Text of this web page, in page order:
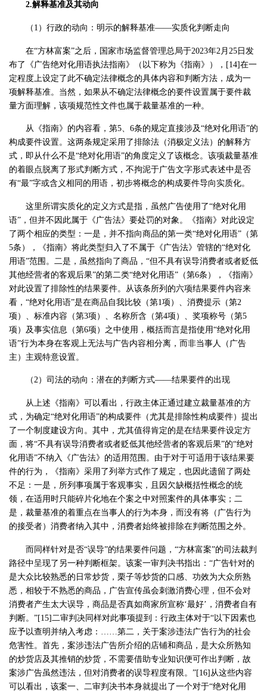
2.解释基准及其动向
（1）行政的动向：明示的解释基准——实质化判断走向
在“方林富案”之后，国家市场监督管理总局于2023年2月25日发
布了《广告绝对化用语执法指南》（以下称为《指南》），[14]在一
定程度上设定了此不确定法律概念的具体内容和判断方法，成为一
项解释基准。当然，如果从不确定法律概念的要件设置属于要件裁
量方面理解，该项规范性文件也属于裁量基准的一种。
从《指南》的内容看，第5、6条的规定直接涉及“绝对化用语”的
构成要件设置。这两条规定采用了排除法（消极定义法）的解释方
式，即从什么不是“绝对化用语”的角度定义了该概念。该项裁量基准
的着眼点脱离了形式判断方式，不拘泥于广告文字形式表述中是否
有“最”字或含义相同的用语，初步将概念的构成要件导向实质化。
这里所谓实质化的定义方式是指，虽然广告使用了“绝对化用
语”，但并不因此属于《广告法》要处罚的对象。《指南》对此设定
了两个相应的类型：一是，并不指向商品的第一类“绝对化用语”（第
5条），《指南》将此类型归入了不属于《广告法》管辖的“绝对化
用语”范围。二是，虽然指向了商品，“但不具有误导消费者或者贬低
其他经营者的客观后果”的第二类“绝对化用语”（第6条），《指南》
对此设置了排除性的结果要件。从该条所列的六项结果要件内容来
看，“绝对化用语”是在商品自我比较（第1项）、消费提示（第2
项）、标准内容（第3项）、名称所含（第4项）、奖项称号（第5
项）及事实信息（第6项）之中使用，概括而言是指使用“绝对化用
语”行为本身在客观上无法与广告内容相分离，而非当事人（广告
主）主观特意设置。
（2）司法的动向：潜在的判断方式——结果要件的出现
从上述《指南》可以看出，行政主体正通过建立裁量基准的方
式，为确定“绝对化用语”的构成要件（尤其是排除性构成要件）提出
了一个制度建设方向。其中，尤其值得肯定的是在结果要件设定方
面，将“不具有误导消费者或者贬低其他经营者的客观后果”的“绝对
化用语”不纳入《广告法》的适用范围。由于对于可适用于该结果要
件的行为，《指南》采用了列举方式作了规定，也因此遗留了两处
不足：一是，所列事项属于客观事实，且因欠缺概括性概念的统
领，在适用时只能碎片化地在个案之中对照案件的具体事实；二
是，裁量基准的着重点在当事人的行为本身，而没有将（广告行为
的接受者）消费者纳入其中，消费者始终被排除在判断范围之外。
而同样针对是否“误导”的结果要件问题，“方林富案”的司法裁判
路径中呈现了另一种判断框架。该案一审判决书指出：“广告针对的
是大众比较熟悉的日常炒货，栗子等炒货的口感、功效为大众所熟
悉，相较于不熟悉的商品，广告宣传虽会刺激消费心理，但不会对
消费者产生太大误导，商品是否真如商家所宣称‘最好’，消费者自有
判断。”[15]二审判决同样对此事项提到：行政主体对于“以下因素也
应予以查明并纳入考虑：……第二，关于案涉违法广告行为的社会
危害性。首先，案涉违法广告所介绍的店铺和商品，是大众所熟知
的炒货店及其推销的炒货，不需要借助专业知识便可作出判断，故
案涉广告虽然违法，但对消费者的误导程度有限。”[16]从这些内容
可以看出，该案一、二审判决书本身就提出了一个对于“绝对化用